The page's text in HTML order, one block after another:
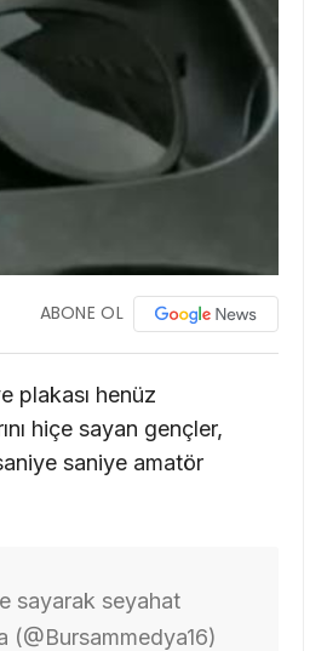
ABONE OL
plakası henüz
hiçe sayan gençler,
saniye amatör
sayarak seyahat